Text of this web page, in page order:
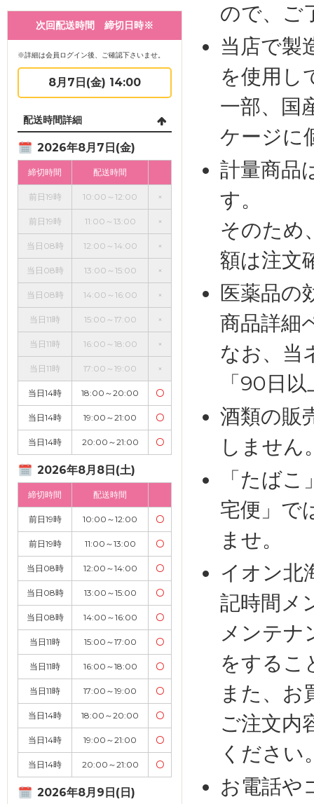
次回配送時間 締切日時※
※詳細は会員ログイン後、ご確認下さいませ。
8月7日(金) 14:00
配送時間詳細
2026年8月7日(金)
締切時間 配送時間
前日19時 10:00～12:00 ×
前日19時 11:00～13:00 ×
当日08時 12:00～14:00 ×
当日08時 13:00～15:00 ×
当日08時 14:00～16:00 ×
当日11時 15:00～17:00 ×
当日11時 16:00～18:00 ×
当日11時 17:00～19:00 ×
当日14時 18:00～20:00 〇
当日14時 19:00～21:00 〇
当日14時 20:00～21:00 〇
2026年8月8日(土)
締切時間 配送時間
前日19時 10:00～12:00 〇
前日19時 11:00～13:00 〇
当日08時 12:00～14:00 〇
当日08時 13:00～15:00 〇
当日08時 14:00～16:00 〇
当日11時 15:00～17:00 〇
当日11時 16:00～18:00 〇
当日11時 17:00～19:00 〇
当日14時 18:00～20:00 〇
当日14時 19:00～21:00 〇
当日14時 20:00～21:00 〇
2026年8月9日(日)
ので、ご
当店で製
を使用し
一部、国
ケージに
計量商品
す。
そのため
額は注文
医薬品の
商品詳細
なお、当
「90日
酒類の販
しません
「たば
宅便」で
ませ。
イオン北
記時間メ
メンテナ
をするこ
また、お
ご注文内
ください
お電話や